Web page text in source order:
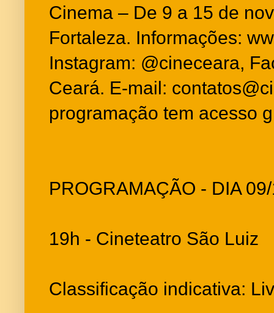
Cinema – De 9 a 15 de
Fortaleza. Informações:
Instagram: @cineceara,
Ceará. E-mail:
programação tem acesso
PROGRAMAÇÃO - DIA
19h - Cineteatro São Luiz
Classificação indicativa: